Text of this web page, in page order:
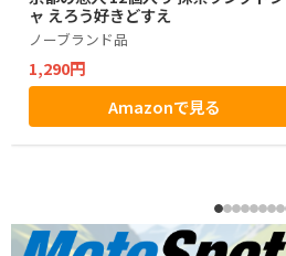
ャ えろう好きどすえ
ノーブランド品
1,290円
Amazonで見る